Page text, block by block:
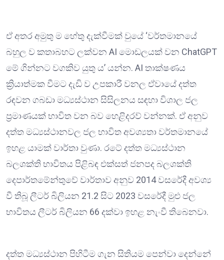
ඒ අතර අමුතු ම හේතු දැක්වීමක් වුයේ ‘වර්තමානයේ
බහුල ව කතාබහට ලක්වන AI මොඩලයක් වන ChatGPT
මේ ගින්නට වගකිව යුතු ය’ යන්න. AI තාක්ෂණය
ක්‍රියාත්මක වීමට දැඩි ව උපකාරී වනල ඒවායේ දත්ත
රඳවන ගබඩා මධ්‍යස්ථාන සිසිලනය සඳහා විශාල ජල
ප්‍රමාණයක් භාවිත වන බව හෙළිදරව් වන්නක්. ඒ අනුව
දත්ත මධ්‍යස්ථානවල ජල භාවිත අවශ්‍යතා වර්තමානයේ
ඉහළ යාමක් වාර්තා වුණා. රටේ දත්ත මධ්‍යස්ථාන
බලශක්ති භාවිතය පිළිබඳ එක්සත් ජනපද බලශක්ති
දෙපාර්තමේන්තුවේ වාර්තාව අනුව 2014 වසරේදී අවශ්‍ය
වී තිබූ ලීටර් බිලියන 21.2 සිට 2023 වසරේදී මුළු ජල
භාවිතය ලීටර් බිලියන 66 දක්වා ඉහළ නැංවී තිබෙනවා.
දත්ත මධ්‍යස්ථාන පිහිටීම ගැන සිතියම පෙන්වා දෙන්නේ